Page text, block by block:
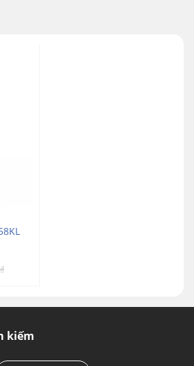
₫
kiếm